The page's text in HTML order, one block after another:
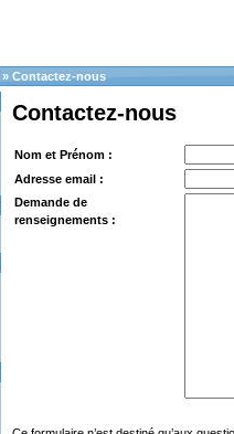
» Contactez-nous
Contactez-nous
Nom et Prénom :
Adresse email :
Demande de
renseignements :